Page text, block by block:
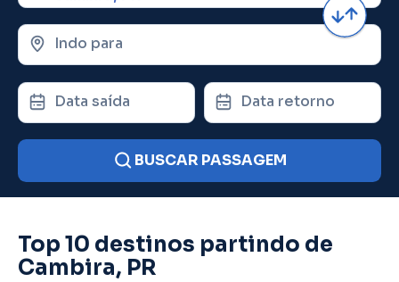
Indo para
Data saída Data retorno
BUSCAR PASSAGEM
Top 10 destinos partindo de
Cambira, PR